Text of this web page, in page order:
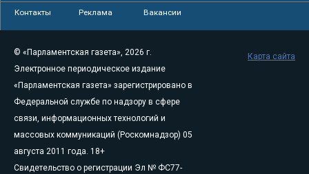
Контакты Реклама Вакансии
© «Парламентская газета», 2026 г.
Электронное периодическое издание
«Парламентская газета» зарегистрировано в
Федеральной службе по надзору в сфере
связи, информационных технологий и
массовых коммуникаций (Роскомнадзор) 05
августа 2011 года. 18+
Свидетельство о регистрации Эл № ФС77-
Карта сайта